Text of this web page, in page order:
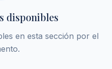
disponibles
en esta sección por el